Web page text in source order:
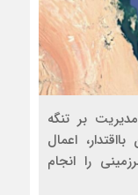
بر تنگه
اعمال
را انجام